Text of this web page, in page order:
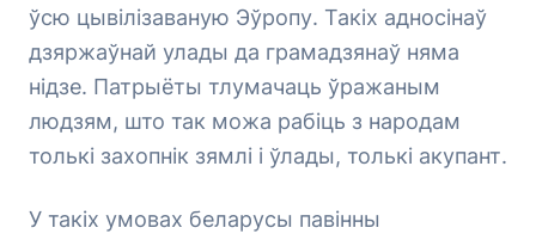
ўсю цывілізаваную Эўропу. Такіх адносінаў
дзяржаўнай улады да грамадзянаў няма
нідзе. Патрыёты тлумачаць ўражаным
людзям, што так можа рабіць з народам
толькі захопнік зямлі і ўлады, толькі акупант.
У такіх умовах беларусы павінны